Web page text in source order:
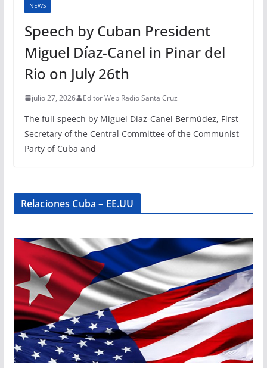
NEWS
Speech by Cuban President
Miguel Díaz-Canel in Pinar del
Rio on July 26th
julio 27, 2026 Editor Web Radio Santa Cruz
The full speech by Miguel Díaz-Canel Bermúdez, First
Secretary of the Central Committee of the Communist
Party of Cuba and
Relaciones Cuba – EE.UU